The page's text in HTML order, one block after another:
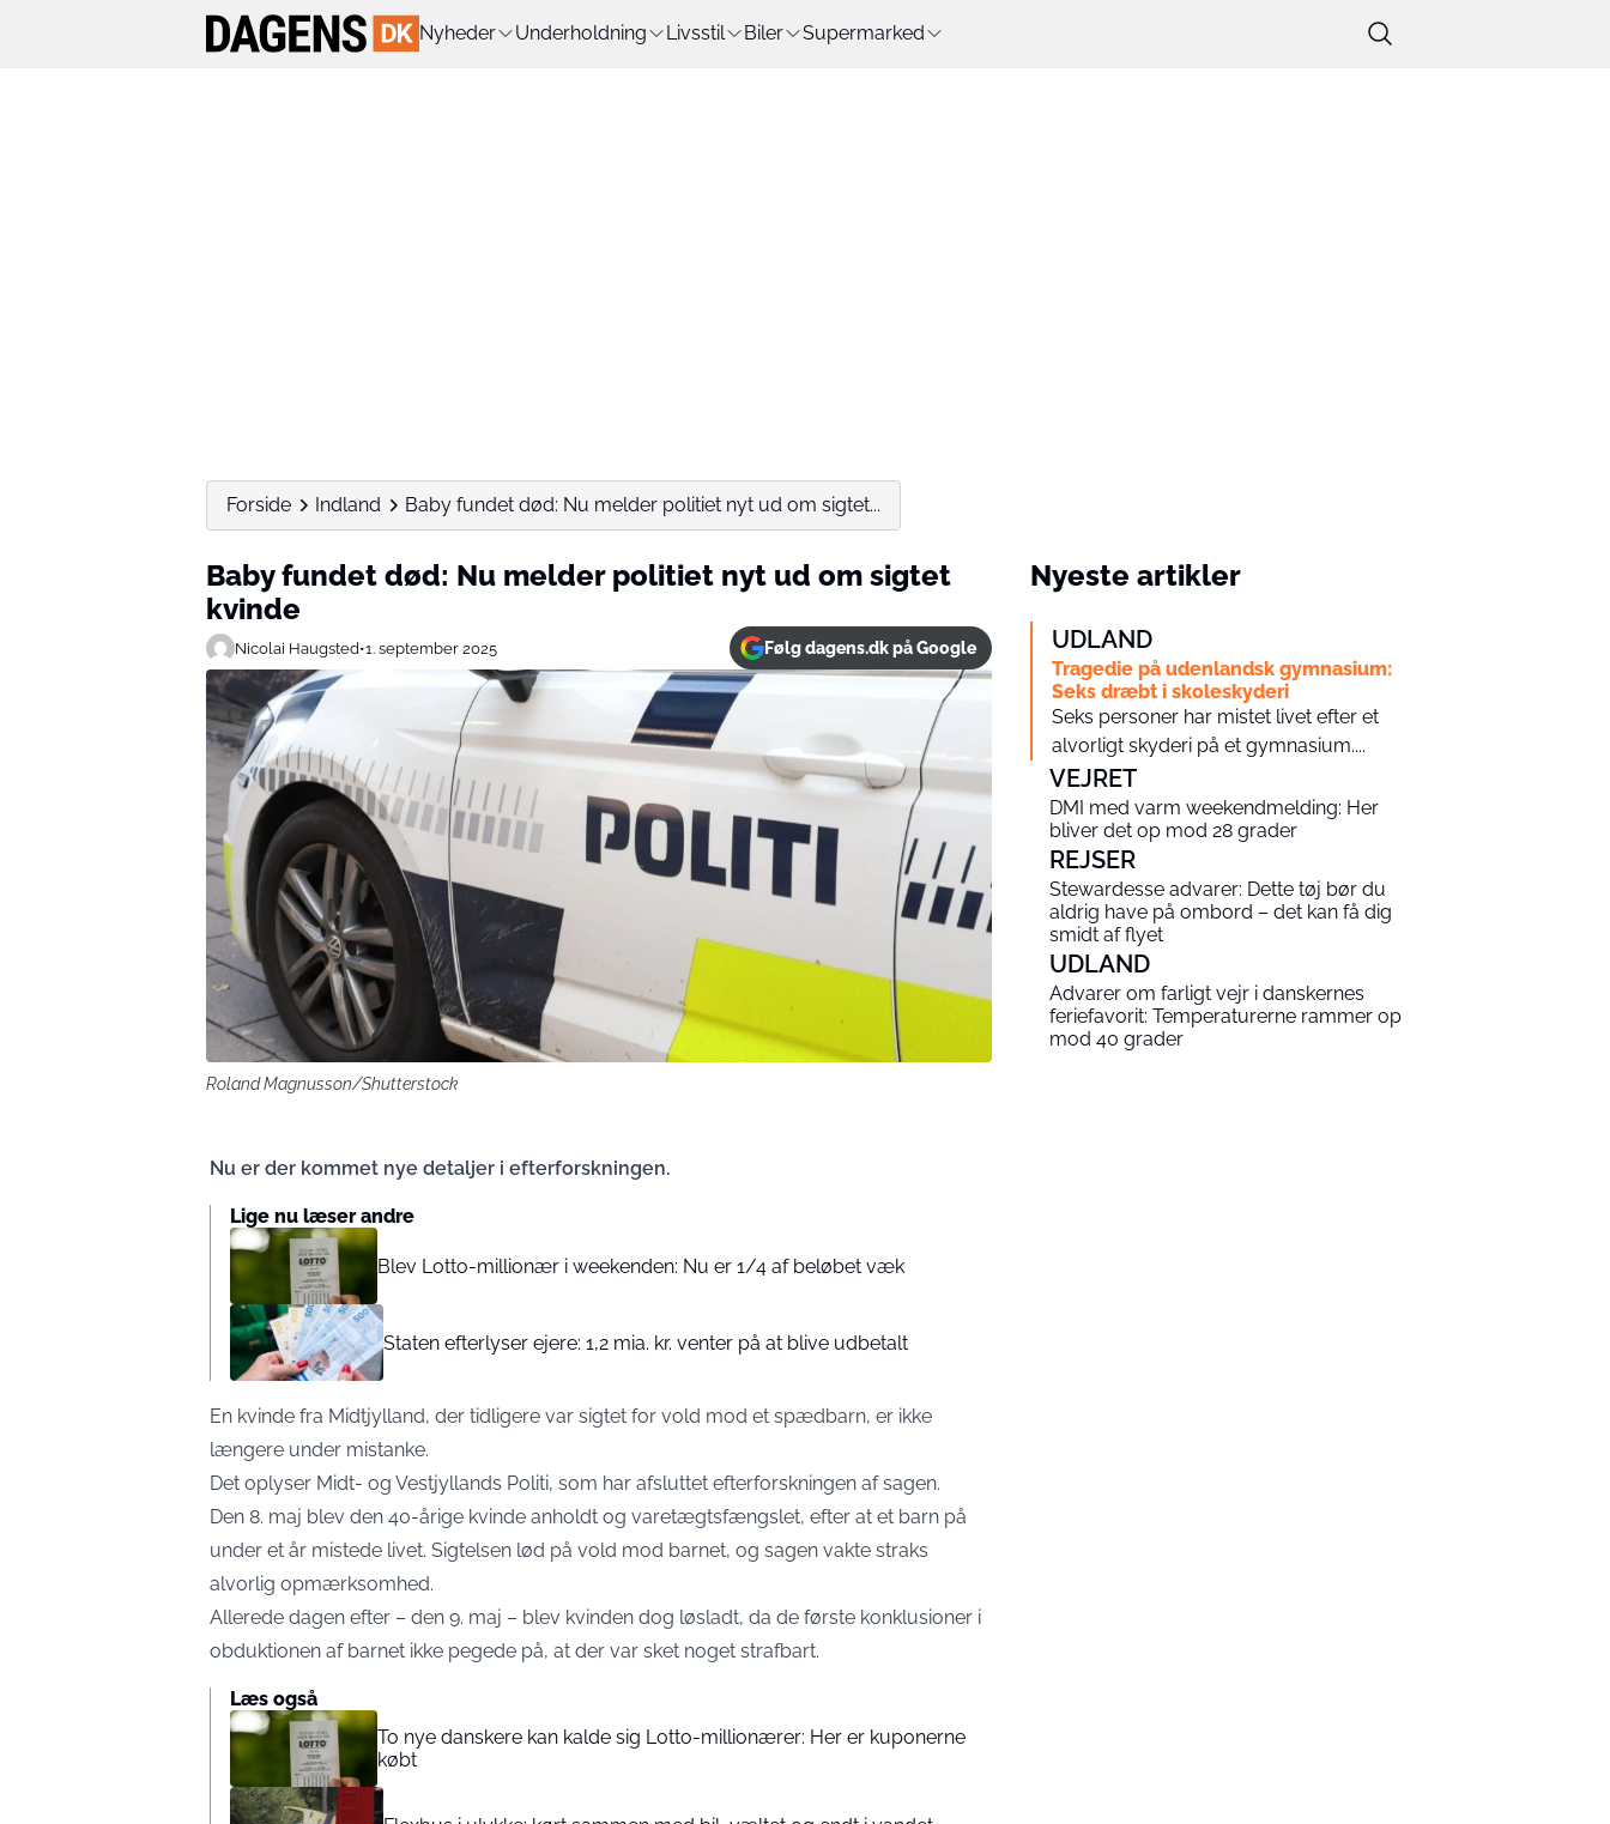
Nyheder Underholdning Livsstil Biler Supermarked
Forside Indland Baby fundet død: Nu melder politiet nyt ud om sigtet...
Baby fundet død: Nu melder politiet nyt ud om sigtet
kvinde
Nicolai Haugsted•1. september 2025 Følg dagens.dk på Google
Roland Magnusson/Shutterstock
Nu er der kommet nye detaljer i efterforskningen.
Lige nu læser andre
Blev Lotto-millionær i weekenden: Nu er 1/4 af beløbet væk
Staten efterlyser ejere: 1,2 mia. kr. venter på at blive udbetalt
En kvinde fra Midtjylland, der tidligere var sigtet for vold mod et spædbarn, er ikke
længere under mistanke.
Det oplyser Midt- og Vestjyllands Politi, som har afsluttet efterforskningen af sagen.
Den 8. maj blev den 40-årige kvinde anholdt og varetægtsfængslet, efter at et barn på
under et år mistede livet. Sigtelsen lød på vold mod barnet, og sagen vakte straks
alvorlig opmærksomhed.
Allerede dagen efter – den 9. maj – blev kvinden dog løsladt, da de første konklusioner i
obduktionen af barnet ikke pegede på, at der var sket noget strafbart.
Læs også
To nye danskere kan kalde sig Lotto-millionærer: Her er kuponerne
købt
Nyeste artikler
UDLAND
Tragedie på udenlandsk gymnasium:
Seks dræbt i skoleskyderi
Seks personer har mistet livet efter et
alvorligt skyderi på et gymnasium....
VEJRET
DMI med varm weekendmelding: Her
bliver det op mod 28 grader
REJSER
Stewardesse advarer: Dette tøj bør du
aldrig have på ombord – det kan få dig
smidt af flyet
UDLAND
Advarer om farligt vejr i danskernes
feriefavorit: Temperaturerne rammer op
mod 40 grader